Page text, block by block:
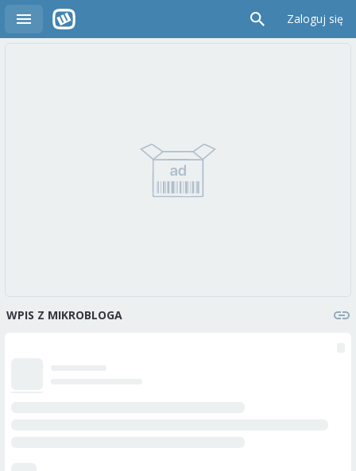
Zaloguj się
WPIS Z MIKROBLOGA